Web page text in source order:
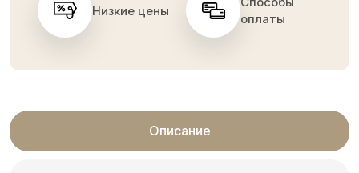
Низкие цены
оплаты
Описание